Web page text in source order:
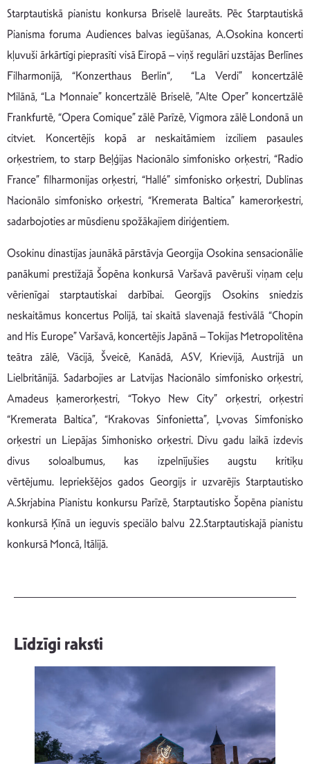
Starptautiskā pianistu konkursa Briselē laureāts. Pēc Starptautiskā
Pianisma foruma Audiences balvas iegūšanas, A.Osokina koncerti
kļuvuši ārkārtīgi pieprasīti visā Eiropā – viņš regulāri uzstājas Berlīnes
Filharmonijā, “Konzerthaus Berlin“, “La Verdi” koncertzālē
Milānā, “La Monnaie” koncertzālē Briselē, ”Alte Oper” koncertzālē
Frankfurtē, “Opera Comique” zālē Parīzē, Vigmora zālē Londonā un
citviet. Koncertējis kopā ar neskaitāmiem izciliem pasaules
orķestriem, to starp Beļģijas Nacionālo simfonisko orķestri, “Radio
France” filharmonijas orķestri, “Hallé” simfonisko orķestri, Dublinas
Nacionālo simfonisko orķestri, “Kremerata Baltica” kamerorķestri,
sadarbojoties ar mūsdienu spožākajiem diriģentiem.
Osokinu dinastijas jaunākā pārstāvja Georgija Osokina sensacionālie
panākumi prestižajā Šopēna konkursā Varšavā pavēruši viņam ceļu
vērienīgai starptautiskai darbībai. Georgijs Osokins sniedzis
neskaitāmus koncertus Polijā, tai skaitā slavenajā festivālā “Chopin
and His Europe” Varšavā, koncertējis Japānā – Tokijas Metropolitēna
teātra zālē, Vācijā, Šveicē, Kanādā, ASV, Krievijā, Austrijā un
Lielbritānijā. Sadarbojies ar Latvijas Nacionālo simfonisko orķestri,
Amadeus ķamerorķestri, “Tokyo New City” orķestri, orķestri
“Kremerata Baltica”, “Krakovas Sinfonietta”, Ļvovas Simfonisko
orķestri un Liepājas Simhonisko orķestri. Divu gadu laikā izdevis
divus soloalbumus, kas izpelnījušies augstu kritiķu
vērtējumu. Iepriekšējos gados Georgijs ir uzvarējis Starptautisko
A.Skrjabina Pianistu konkursu Parīzē, Starptautisko Šopēna pianistu
konkursā Ķīnā un ieguvis speciālo balvu 22.Starptautiskajā pianistu
konkursā Moncā, Itālijā.
Līdzīgi raksti